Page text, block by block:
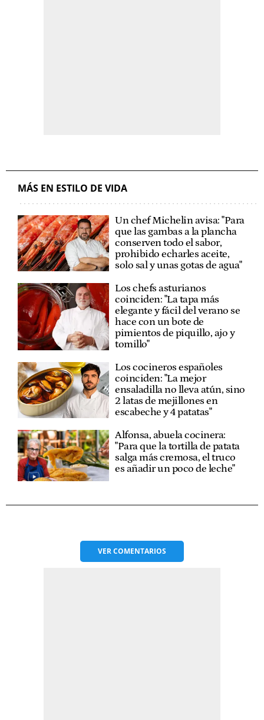
MÁS EN ESTILO DE VIDA
Un chef Michelin avisa: "Para
que las gambas a la plancha
conserven todo el sabor,
prohibido echarles aceite,
solo sal y unas gotas de agua"
Los chefs asturianos
coinciden: "La tapa más
elegante y fácil del verano se
hace con un bote de
pimientos de piquillo, ajo y
tomillo"
Los cocineros españoles
coinciden: "La mejor
ensaladilla no lleva atún, sino
2 latas de mejillones en
escabeche y 4 patatas"
Alfonsa, abuela cocinera:
"Para que la tortilla de patata
salga más cremosa, el truco
es añadir un poco de leche"
VERCOMENTARIOS